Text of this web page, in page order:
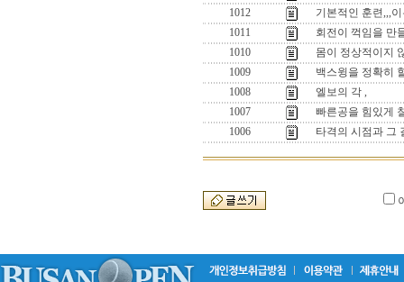
1012
기본적인 훈련,,,
1011
회전이 꺽임을 만
1010
몸이 정상적이지
1009
백스윙을 정확히
1008
엘보의 각 ,
1007
빠른공을 힘있게
1006
타격의 시점과 그